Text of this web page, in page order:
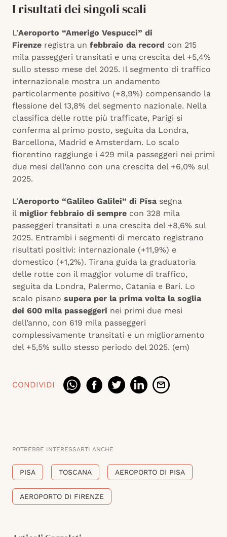
I risultati dei singoli scali
L’Aeroporto “Amerigo Vespucci” di
Firenze registra un febbraio da record con 215
mila passeggeri transitati e una crescita del +5,4%
sullo stesso mese del 2025. Il segmento di traffico
internazionale mostra un andamento
particolarmente positivo (+8,9%) compensando la
flessione del 13,8% del segmento nazionale. Nella
classifica delle rotte più trafficate, Parigi si
conferma al primo posto, seguita da Londra,
Barcellona, Madrid e Amsterdam. Lo scalo
fiorentino raggiunge i 429 mila passeggeri nei primi
due mesi dell’anno con una crescita del +6,0% sul
2025.
L’Aeroporto “Galileo Galilei” di Pisa segna
il miglior febbraio di sempre con 328 mila
passeggeri transitati e una crescita del +8,6% sul
2025. Entrambi i segmenti di mercato registrano
risultati positivi: internazionale (+11,9%) e
domestico (+1,2%). Tirana guida la graduatoria
delle rotte con il maggior volume di traffico,
seguita da Londra, Palermo, Catania e Bari. Lo
scalo pisano supera per la prima volta la soglia
dei 600 mila passeggeri nei primi due mesi
dell’anno, con 619 mila passeggeri
complessivamente transitati e un miglioramento
del +5,5% sullo stesso periodo del 2025. (em)
CONDIVIDI
POTREBBE INTERESSARTI ANCHE
PISA TOSCANA AEROPORTO DI PISA
AEROPORTO DI FIRENZE